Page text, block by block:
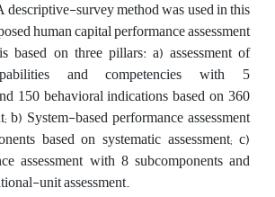
survey method was used in this
human capital performance assessment
on three pillars: a) assessment of
and competencies with 5
150 behavioral indications based on 360
b) System-based performance assessment
based on systematic assessment; c)
assessment with 8 subcomponents and
unit assessment.